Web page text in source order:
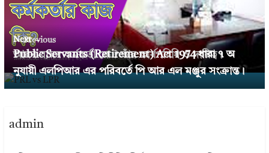
← Previous
আয়ন-ব্যয়ন কর্মকর্তা কে ? তাঁর কার্যপরিধি ও দায়িত্ব।
Next →
Public Servants (Retirement) Act 1974 ধারা ৭ অ
নুযায়ী এলপিআর এর পরিবর্তে পি আর এল মঞ্জুর সংক্রান্ত।
admin